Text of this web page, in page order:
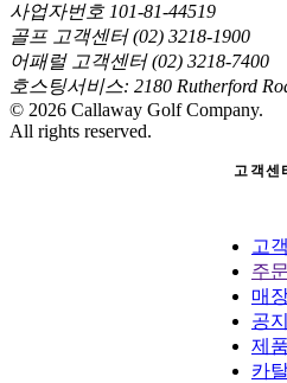
사업자번호 101-81-44519
골프 고객센터 (02) 3218-1900
어패럴 고객센터 (02) 3218-7400
호스팅서비스: 2180 Rutherford
© 2026 Callaway Golf Company.
All rights reserved.
고객센
고
주
매
공
제
카